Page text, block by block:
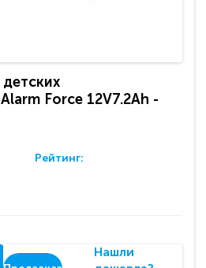
Force 12V7.2Ah -
Рейтинг:
Нашли